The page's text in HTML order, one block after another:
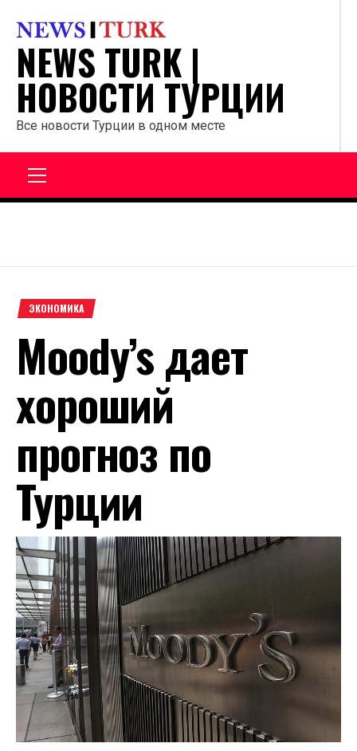
содержанию
NEWS TURK |
НОВОСТИ ТУРЦИИ
Все новости Турции в одном месте
ЭКОНОМИКА
Moody’s дает
хороший
прогноз по
Турции